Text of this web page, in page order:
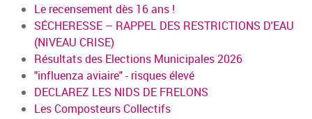
Le recensement dès 16 ans !
SÉCHERESSE – RAPPEL DES RESTRICTIONS D'EAU
(NIVEAU CRISE)
Résultats des Elections Municipales 2026
"influenza aviaire" - risques élevé
DECLAREZ LES NIDS DE FRELONS
Les Composteurs Collectifs